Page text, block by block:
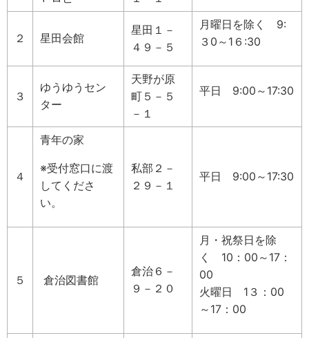
２ 星田会館
星田１－
４９－５
月曜日を除く 9:
３0～1６:30
３
ゆうゆうセン
ター
天野が原
町５－５
－１
平日 9:00～17:30
４
青年の家
※受付窓口に渡
してくださ
い。
私部２－
２９－１
平日 9:00～17:30
５ 倉治図書館
倉治６－
９－２０
月・祝祭日を除
く 10：00～17：
00
火曜日 1３：00
～17：00